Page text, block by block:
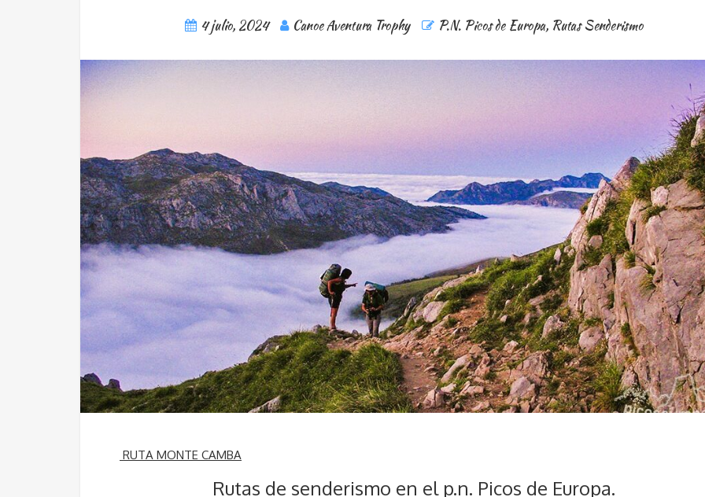
4 julio, 2024 Canoe Aventura Trophy P.N. Picos de Europa, Rutas Senderismo
RUTA MONTE CAMBA
Rutas de senderismo en el p.n. Picos de Europa.